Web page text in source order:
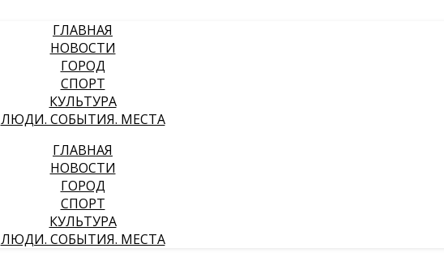
ГЛАВНАЯ
НОВОСТИ
ГОРОД
СПОРТ
КУЛЬТУРА
ЛЮДИ. СОБЫТИЯ. МЕСТА
ГЛАВНАЯ
НОВОСТИ
ГОРОД
СПОРТ
КУЛЬТУРА
ЛЮДИ. СОБЫТИЯ. МЕСТА